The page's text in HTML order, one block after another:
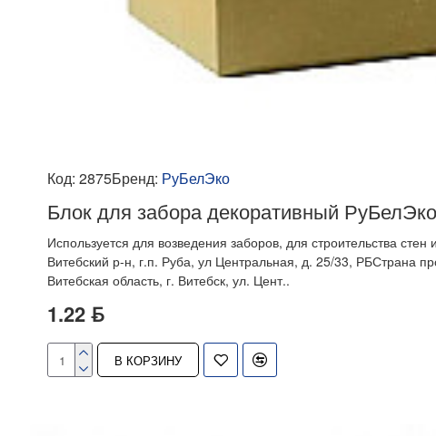
Код: 2875Бренд: РуБелЭко
Блок для забора декоративный
Используется для возведения заборов, для строительства
Витебский р-н, г.п. Руба, ул Центральная, д. 25/33, РБСтрана
Витебская область, г. Витебск, ул. Цент..
1.22 ƃ
В КОРЗИНУ